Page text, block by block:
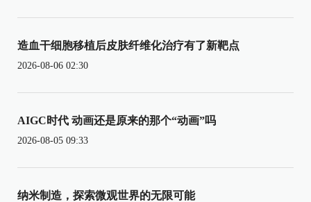
造血干细胞移植后皮肤纤维化治疗有了新靶点
2026-08-06 02:30
AIGC时代 动画还是原来的那个“动画”吗
2026-08-05 09:33
纳米制造，探索微观世界的无限可能